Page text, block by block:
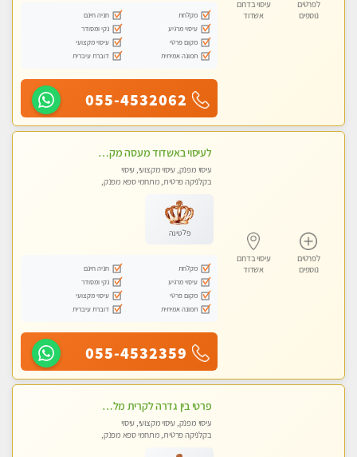
לפרטים
נוספים
עיסוי בדרום
אשדוד
מקלחת
חניה חינם
עיסוי מרגיע
נקי ומסודר
מקום פרטי
עיסוי מקצועי
תמונה אמיתית
דוברת עיברית
055-4532062
לפרטים
נוספים
עיסוי בדרום
אשדוד
לעיסוי באשדוד מעסה מקצועית צעירה ואיכותית פרטי!!!
עיסוי מפנק, עיסוי מקצועי, עיסוי
בקלניקה פרטית, מתחמי ספא מפנק,
פלטינה
מקלחת
חניה חינם
עיסוי מרגיע
נקי ומסודר
מקום פרטי
עיסוי מקצועי
תמונה אמיתית
דוברת עיברית
055-4532359
פרטי בין גדרה לקרית מלאכי VIP-מומלץ לחלוטין! פרטי! ​​​​​​ ללא מין! Highly recommended
עיסוי מפנק, עיסוי מקצועי, עיסוי
בקלניקה פרטית, מתחמי ספא מפנק,